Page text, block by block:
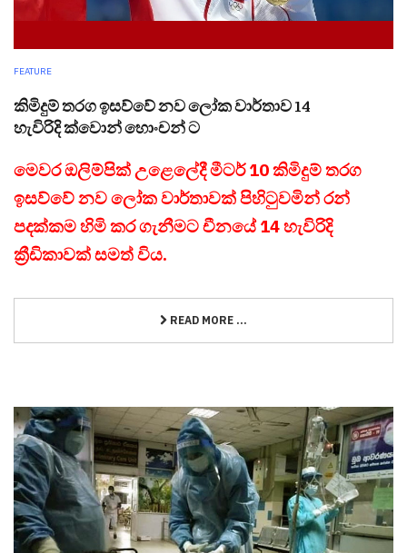
FEATURE
කිමිදුම් තරග ඉසව්වේ නව ලෝක වාර්තාව 14
හැවිරිදි ක්වොන් හොංචන් ට
මෙවර ඔලිම්පික් උළෙලේදී මීටර් 10 කිමිදුම් තරග
ඉසව්වේ නව ලෝක වාර්තාවක් පිහිටුවමින් රන්
පදක්කම හිමි කර ගැනීමට චීනයේ 14 හැවිරිදි
ක්‍රීඩිකාවක් සමත් විය.
READ MORE ...